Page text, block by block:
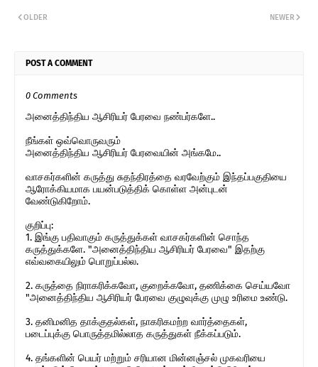
NEWER
OLDER
POST A COMMENT
0 Comments
அனைத்திந்திய ஆசிரியர் பேரவை நண்பர்களே..
நீங்கள் ஒவ்வொருவரும்
அனைத்திந்திய ஆசிரியர் பேரவையின் அங்கமே..
வாசகர்களின் கருத்து சுதந்திரத்தை வரவேற்கும் இந்தப்பகுதியை
ஆரோக்கியமாக பயன்படுத்திக் கொள்ள அன்புடன்
வேண்டுகிறோம்.
குறிப்பு:
1. இங்கு பதிவாகும் கருத்துக்கள் வாசகர்களின் சொந்த
கருத்துக்களே. "அனைத்திந்திய ஆசிரியர் பேரவை" இதற்கு
எவ்வகையிலும் பொறுப்பல்ல.
2. கருத்தை நிராகரிக்கவோ, குறைக்கவோ, தணிக்கை செய்யவோ
"அனைத்திந்திய ஆசிரியர் பேரவை குழுவுக்கு முழு உரிமை உண்டு.
3. தனிமனித தாக்குதல்கள், நாகரிகமற்ற வார்த்தைகள்,
படைப்புக்கு பொருத்தமில்லாத கருத்துகள் நீக்கப்படும்.
4. தங்களின் பெயர் மற்றும் சரியான மின்னஞ்சல் முகவரியை